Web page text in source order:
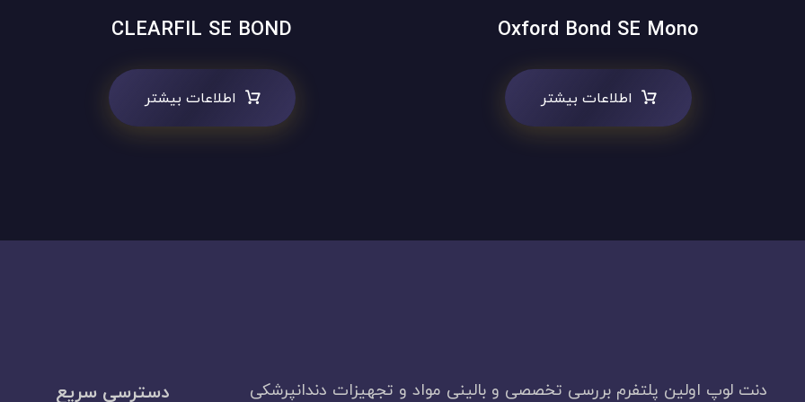
Oxford Bond SE Mono
اطلاعات بیشتر
CLEARFIL SE BOND
اطلاعات بیشتر
دنت لوپ اولین پلتفرم بررسی تخصصی و بالینی مواد و تجهیزات دندانپرشکی دسترسی سریع